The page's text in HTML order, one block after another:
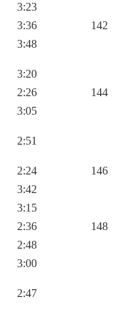
3:23
3:36
142
3:48
3:20
2:26
144
3:05
2:51
2:24
146
3:42
3:15
2:36
148
2:48
3:00
2:47